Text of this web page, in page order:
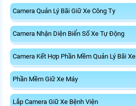
Camera Quản Lý Bãi Giữ Xe Công Ty
Camera Nhận Diện Biển Số Xe Tự Động
Camera Kết Hợp Phần Mềm Quản Lý Bãi Xe
Phần Mềm Giữ Xe Máy
Lắp Camera Giữ Xe Bệnh Viện